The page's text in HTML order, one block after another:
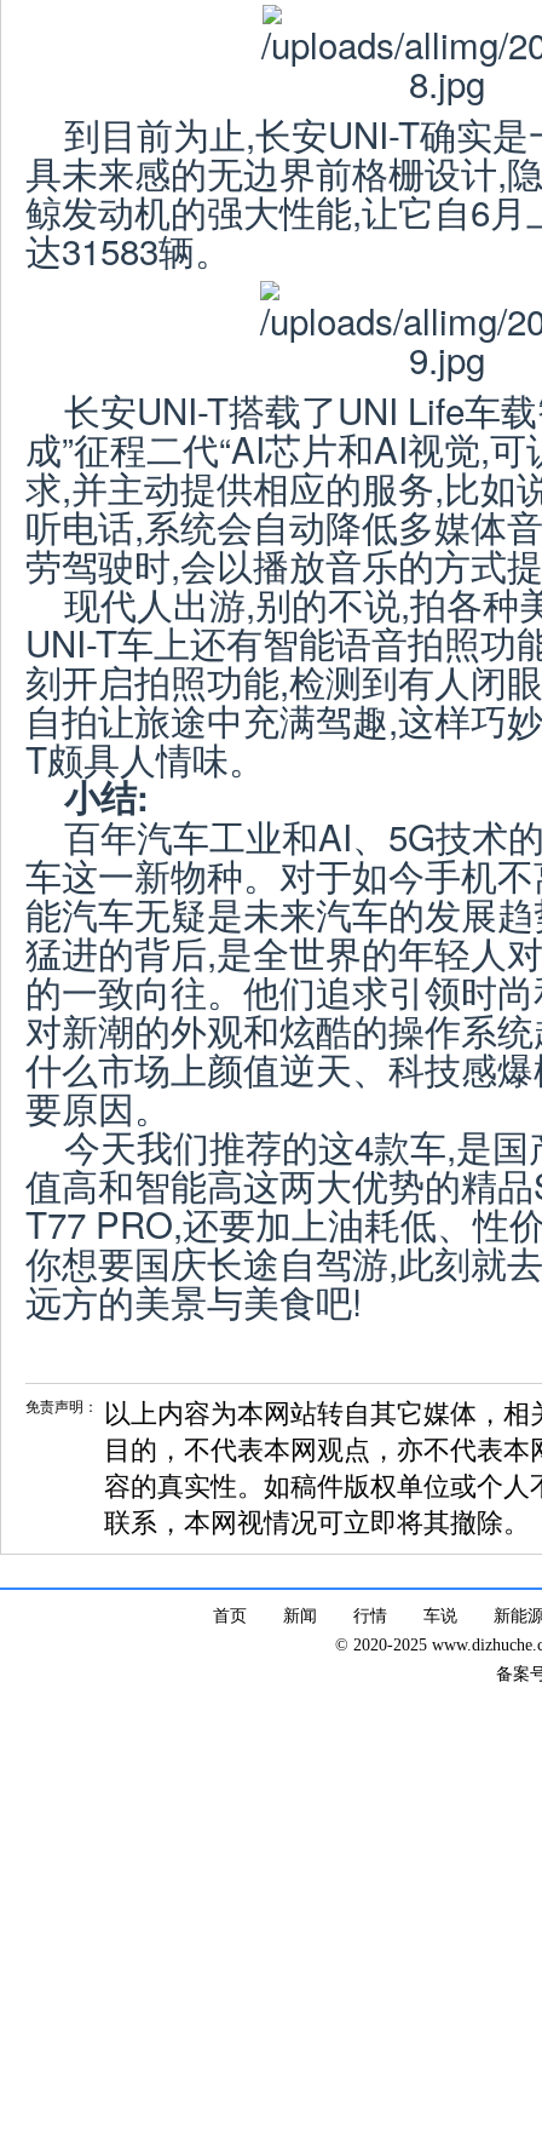
到目前为止,长安UNI-T确实
具未来感的无边界前格栅设计,
鲸发动机的强大性能,让它自6
达31583辆。
长安UNI-T搭载了UNI Life车
成”征程二代“AI芯片和AI视觉,
求,并主动提供相应的服务,比如
听电话,系统会自动降低多媒体
劳驾驶时,会以播放音乐的方式
现代人出游,别的不说,拍各种
UNI-T车上还有智能语音拍照功
刻开启拍照功能,检测到有人闭
自拍让旅途中充满驾趣,这样巧
T颇具人情味。
小结:
百年汽车工业和AI、5G技术
车这一新物种。对于如今手机
能汽车无疑是未来汽车的发展
猛进的背后,是全世界的年轻人
的一致向往。他们追求引领时
对新潮的外观和炫酷的操作系
什么市场上颜值逆天、科技感
要原因。
今天我们推荐的这4款车,是
值高和智能高这两大优势的精
T77 PRO,还要加上油耗低、性
你想要国庆长途自驾游,此刻就
远方的美景与美食吧!
免责声明：
以上内容为本网站转自其它媒体，
目的，不代表本网观点，亦不代表
容的真实性。如稿件版权单位或个
联系，本网视情况可立即将其撤除。
首页 新闻 行情 车说
新能
© 2020-2025
备案